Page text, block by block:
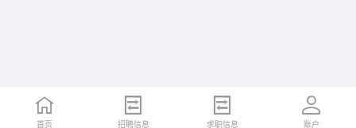
首页 招聘信息 求职信息 账户